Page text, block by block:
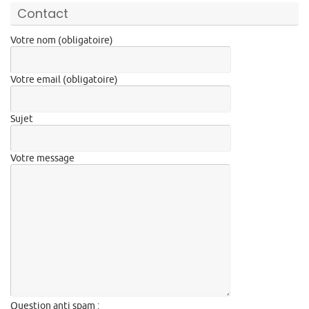
Contact
Votre nom (obligatoire)
Votre email (obligatoire)
Sujet
Votre message
Question anti spam :